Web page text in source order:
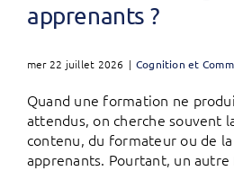
apprenants ?
mer 22 juillet 2026 | Cognition et
Quand une formation ne
attendus, on cherche souvent
contenu, du formateur ou de
apprenants. Pourtant, un